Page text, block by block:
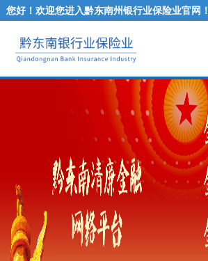
您好！欢迎您进入黔东南州银行业保险业官网！